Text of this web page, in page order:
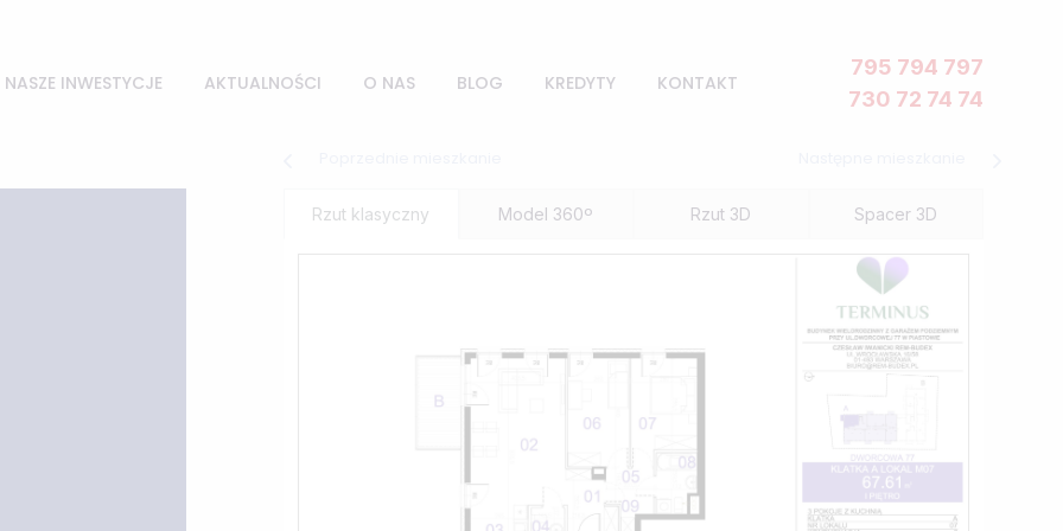
NASZE INWESTYCJE AKTUALNOŚCI O NAS BLOG KREDYTY KONTAKT
795 794 797
730 72 74 74
Stawy 4
Rzut klasyczny Model 360º Rzut 3D Spacer 3D